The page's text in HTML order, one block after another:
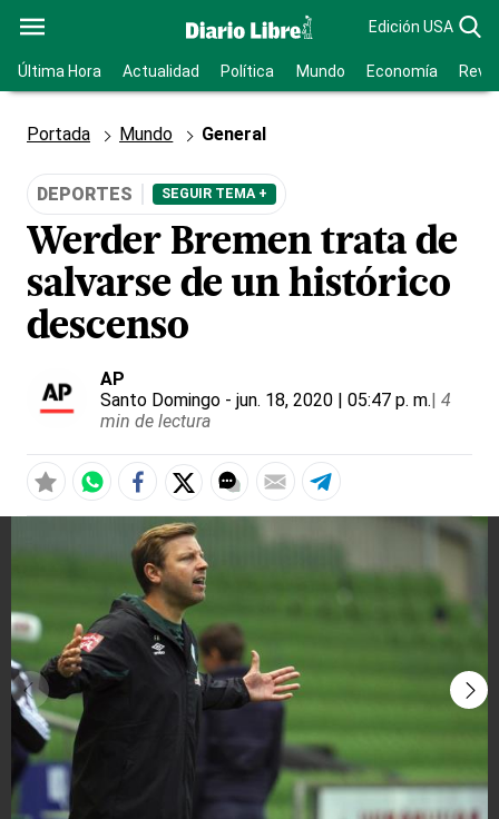
Edición USA
Última Hora Actualidad Política Mundo Economía
Portada Mundo General
DEPORTES SEGUIR TEMA +
Werder Bremen trata de
salvarse de un histórico
descenso
AP
Santo Domingo - jun. 18, 2020 | 05:47 p. m.| 4
min de lectura